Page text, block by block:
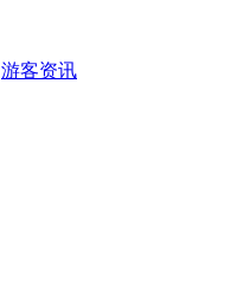
游客资讯